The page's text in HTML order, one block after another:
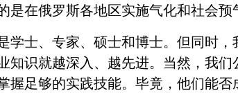
是在俄罗斯各地区实施气化和社会预
学士、专家、硕士和博士。但同时，
知识就越深入、越先进。当然，我们
握足够的实践技能。毕竟，他们能否